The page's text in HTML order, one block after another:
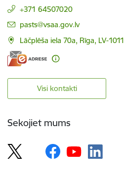
+371 64507020
E-pasts:
pasts@vsaa.gov.lv
Lāčplēša iela 70a, Rīga, LV-1011
Visi kontakti
Sekojiet mums